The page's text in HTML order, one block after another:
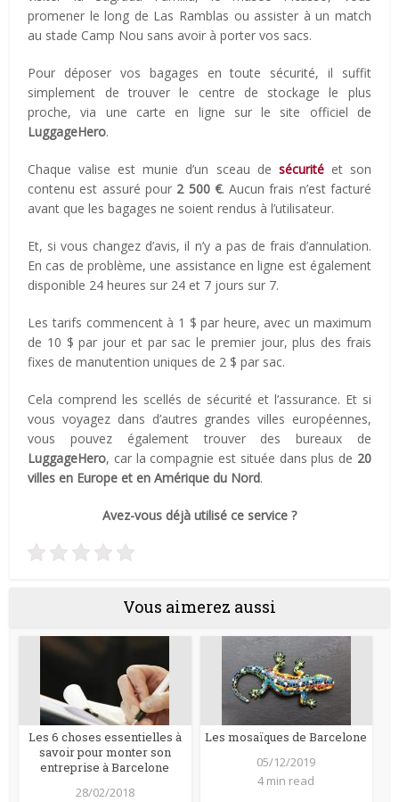
promener le long de Las Ramblas ou assister à un match
au stade Camp Nou sans avoir à porter vos sacs.
Pour déposer vos bagages en toute sécurité, il suffit
simplement de trouver le centre de stockage le plus
proche, via une carte en ligne sur le site officiel de
LuggageHero.
Chaque valise est munie d’un sceau de sécuritéet son
contenu est assuré pour 2 500 €. Aucun frais n’est facturé
avant que les bagages ne soient rendus à l’utilisateur.
Et, si vous changez d’avis, il n’y a pas de frais d’annulation.
En cas de problème, une assistance en ligne est également
disponible 24 heures sur 24 et 7 jours sur 7.
Les tarifs commencent à 1 $ par heure, avec un maximum
de 10 $ par jour et par sac le premier jour, plus des frais
fixes de manutention uniques de 2 $ par sac.
Cela comprend les scellés de sécurité et l’assurance. Et si
vous voyagez dans d’autres grandes villes européennes,
vous pouvez également trouver des bureaux de
LuggageHero, car la compagnie est située dans plus de 20
villes en Europe et en Amérique du Nord.
Avez-vous déjà utilisé ce service ?
Vous aimerez aussi
Les 6 choses essentielles à
savoir pour monter son
entreprise à Barcelone
28/02/2018
Les mosaïques de Barcelone
05/12/2019
4 min read